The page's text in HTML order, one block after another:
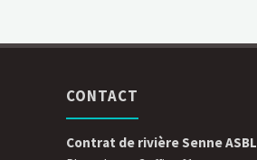
CONTACT
Contrat de rivière Senne ASBL